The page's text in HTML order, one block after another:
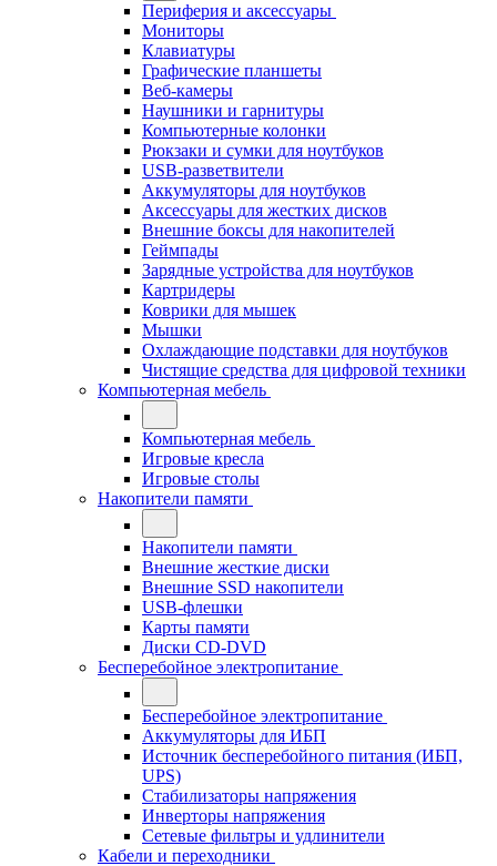
Периферия и аксессуары
Мониторы
Клавиатуры
Графические планшеты
Веб-камеры
Наушники и гарнитуры
Компьютерные колонки
Рюкзаки и сумки для ноутбуков
USB-разветвители
Аккумуляторы для ноутбуков
Аксессуары для жестких дисков
Внешние боксы для накопителей
Геймпады
Зарядные устройства для ноутбуков
Картридеры
Коврики для мышек
Мышки
Охлаждающие подставки для ноутбуков
Чистящие средства для цифровой техники
Компьютерная мебель
Компьютерная мебель
Игровые кресла
Игровые столы
Накопители памяти
Накопители памяти
Внешние жесткие диски
Внешние SSD накопители
USB-флешки
Карты памяти
Диски CD-DVD
Бесперебойное электропитание
Бесперебойное электропитание
Аккумуляторы для ИБП
Источник бесперебойного питания (ИБП,
UPS)
Стабилизаторы напряжения
Инверторы напряжения
Сетевые фильтры и удлинители
Кабели и переходники